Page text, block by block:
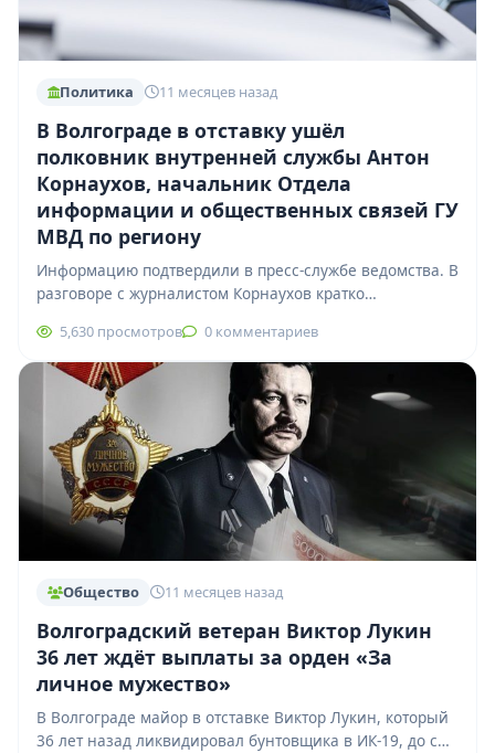
Политика 11 месяцев назад
В Волгограде в отставку ушёл
полковник внутренней службы Антон
Корнаухов, начальник Отдела
информации и общественных связей ГУ
МВД по региону
Информацию подтвердили в пресс-службе ведомства. В
разговоре с журналистом Корнаухов кратко
выслуге лет после…
5,630 просмотров 0 комментариев
Общество 11 месяцев назад
Волгоградский ветеран Виктор Лукин
36 лет ждёт выплаты за орден «За
личное мужество»
В Волгограде майор в отставке Виктор Лукин, который
36 лет назад ликвидировал бунтовщика в ИК-19, до сих